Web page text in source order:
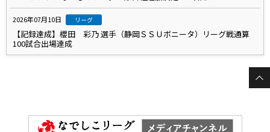
2026年07月10日 リーグ
【記録達成】櫻田 彩乃 選手（静岡ＳＳＵボニータ）リーグ戦通算
100試合出場達成